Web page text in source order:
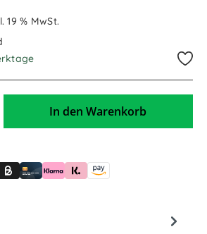
19 % MwSt.
In den Warenkorb
(für Behörden)(vorab)
(Billie)
Kreditkarte
Rechnung oder Ratenkauf (Klarna)
Sofortüberweisung (Klarna)
Amazon Pay